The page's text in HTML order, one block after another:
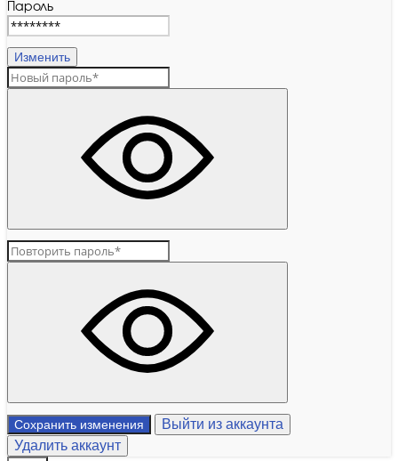
Пароль
Изменить
Сохранить изменения
Выйти из аккаунта
Удалить аккаунт